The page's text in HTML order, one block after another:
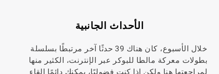
الأحداث الجانبية
خلال الأسبوع، كان هناك 39 حدثًا آخر مرتبطًا بسلسلة
بطولات معركة مالطا للبوكر عبر الإنترنت، الكثير منها
لمراجعتها هنا ولكن إذا كنت فضوليًا، يمكنك دائمًا إلقاء